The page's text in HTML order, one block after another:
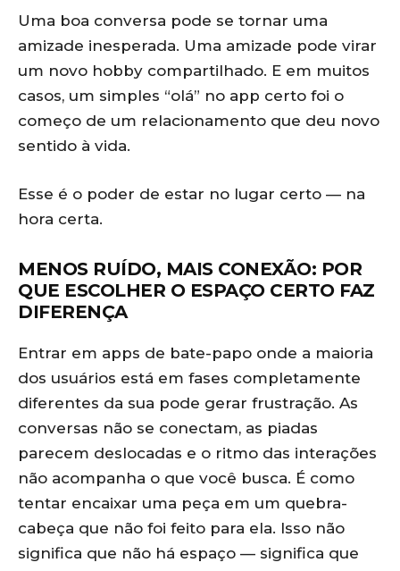
Uma boa conversa pode se tornar uma
amizade inesperada. Uma amizade pode virar
um novo hobby compartilhado. E em muitos
casos, um simples “olá” no app certo foi o
começo de um relacionamento que deu novo
sentido à vida.
Esse é o poder de estar no lugar certo — na
hora certa.
MENOS RUÍDO, MAIS CONEXÃO: POR
QUE ESCOLHER O ESPAÇO CERTO FAZ
DIFERENÇA
Entrar em apps de bate-papo onde a maioria
dos usuários está em fases completamente
diferentes da sua pode gerar frustração. As
conversas não se conectam, as piadas
parecem deslocadas e o ritmo das interações
não acompanha o que você busca. É como
tentar encaixar uma peça em um quebra-
cabeça que não foi feito para ela. Isso não
significa que não há espaço — significa que